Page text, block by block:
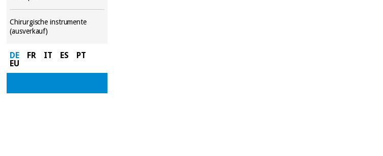
Chirurgische instrumente
(ausverkauf)
DE FR IT ES
PT
EU